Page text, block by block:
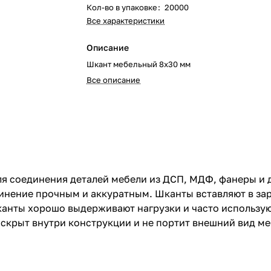
Кол-во в упаковке: 20000
Все характеристики
Описание
Шкант мебельный 8х30 мм
Все описание
деталей мебели из ДСП, МДФ, фанеры и
прочным и аккуратным. Шканты вставляют в
хорошо выдерживают нагрузки и часто
внутри конструкции и не портит внешний вид